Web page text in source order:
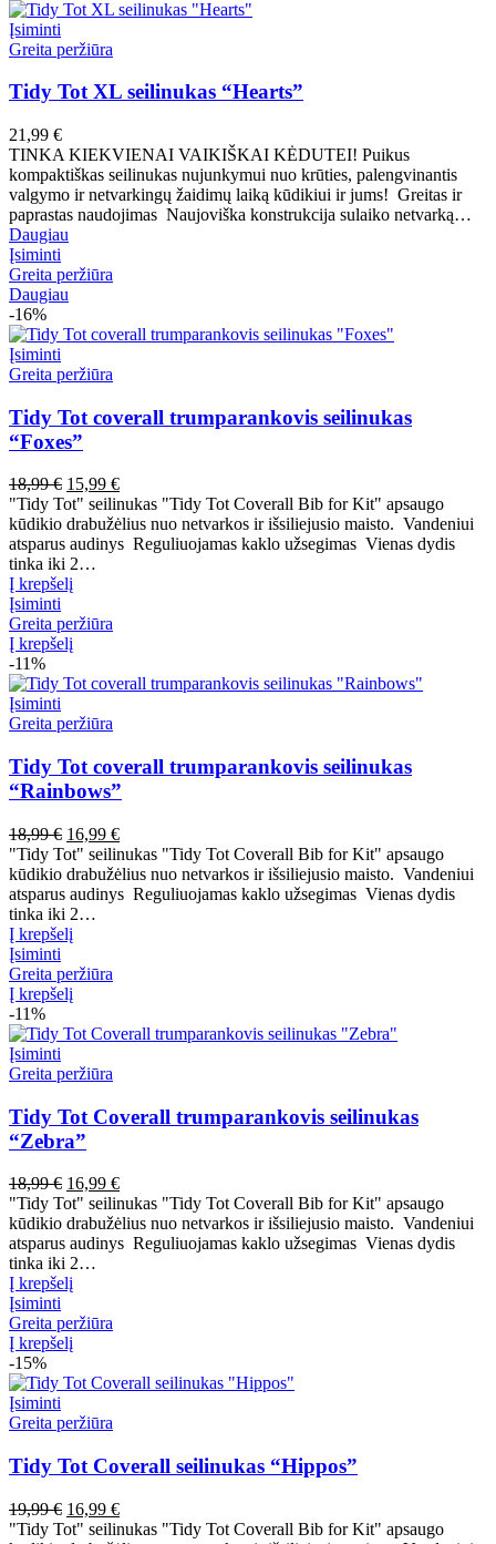
Įsiminti
Greita peržiūra
Tidy Tot XL seilinukas “Hearts”
21,99 €
TINKA KIEKVIENAI VAIKIŠKAI KĖDUTEI! Puikus
kompaktiškas seilinukas nujunkymui nuo krūties, palengvinantis
valgymo ir netvarkingų žaidimų laiką kūdikiui ir jums! Greitas ir
paprastas naudojimas Naujoviška konstrukcija sulaiko netvarką…
Daugiau
Įsiminti
Greita peržiūra
Daugiau
-16%
Įsiminti
Greita peržiūra
Tidy Tot coverall trumparankovis seilinukas
“Foxes”
18,99€ Pradinė
kaina
buvo:
18,99 €.
15,99 €Dabartinė
kaina
yra:
15,99 €.
"Tidy Tot" seilinukas "Tidy Tot Coverall Bib for Kit" apsaugo
kūdikio drabužėlius nuo netvarkos ir išsiliejusio maisto. Vandeniui
atsparus audinys Reguliuojamas kaklo užsegimas Vienas dydis
tinka iki 2…
Į krepšelį
Įsiminti
Greita peržiūra
Į krepšelį
-11%
Įsiminti
Greita peržiūra
Tidy Tot coverall trumparankovis seilinukas
“Rainbows”
18,99€ Pradinė
kaina
buvo:
18,99 €.
16,99 €Dabartinė
kaina
yra:
16,99 €.
"Tidy Tot" seilinukas "Tidy Tot Coverall Bib for Kit" apsaugo
kūdikio drabužėlius nuo netvarkos ir išsiliejusio maisto. Vandeniui
atsparus audinys Reguliuojamas kaklo užsegimas Vienas dydis
tinka iki 2…
Į krepšelį
Įsiminti
Greita peržiūra
Į krepšelį
-11%
Įsiminti
Greita peržiūra
Tidy Tot Coverall trumparankovis seilinukas
“Zebra”
18,99€ Pradinė
kaina
buvo:
18,99 €.
16,99 €Dabartinė
kaina
yra:
16,99 €.
"Tidy Tot" seilinukas "Tidy Tot Coverall Bib for Kit" apsaugo
kūdikio drabužėlius nuo netvarkos ir išsiliejusio maisto. Vandeniui
atsparus audinys Reguliuojamas kaklo užsegimas Vienas dydis
tinka iki 2…
Į krepšelį
Įsiminti
Greita peržiūra
Į krepšelį
-15%
Įsiminti
Greita peržiūra
Tidy Tot Coverall seilinukas “Hippos”
19,99€ Pradinė
kaina
16,99 €Dabartinė
kaina
"Tidy Tot" seilinukas "Tidy Tot Coverall Bib for Kit" apsaugo